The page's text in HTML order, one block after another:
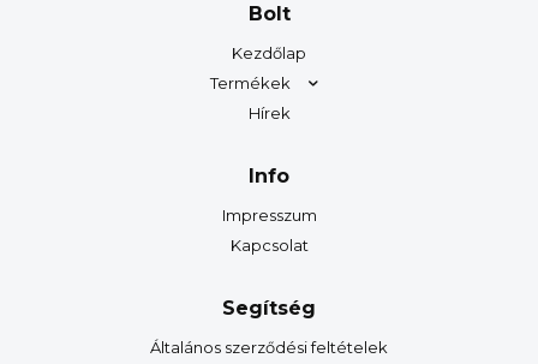
Bolt
Kezdőlap
Termékek
Hírek
Info
Impresszum
Kapcsolat
Segítség
Általános szerződési feltételek